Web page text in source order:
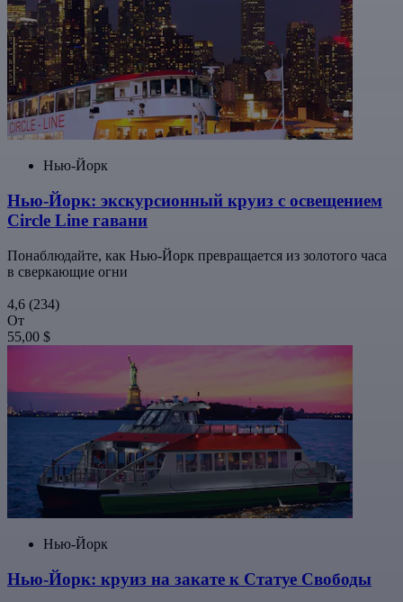
Нью-Йорк
Нью-Йорк: экскурсионный круиз с освещением
Circle Line гавани
Понаблюдайте, как Нью-Йорк превращается из золотого часа
в сверкающие огни
4,6 (234)
От
55,00 $
Нью-Йорк
Нью-Йорк: круиз на закате к Статуе Свободы